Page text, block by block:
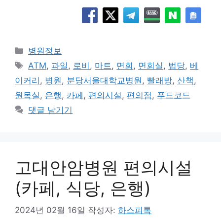
카
테
리
병원정보
태
그
ATM, 과일, 로비 , 마트, 면회 , 면회실, 법당, 베
이커리 , 병원, 분당서울대학교병원, 빨래방, 산책,
원목실, 은행, 카페 , 편의시설 , 편의점, 푸드코드
댓글 남기기
고대안암병원 편의시설
(카페, 식당, 은행)
2024년 02월 16일 작성자: 하스피톡